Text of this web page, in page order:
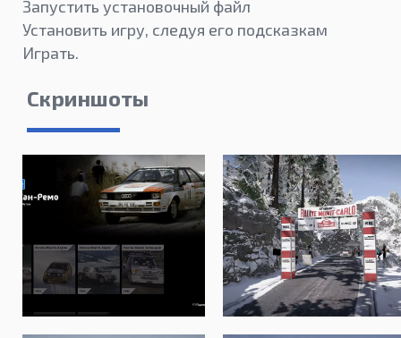
Запустить установочный файл
Установить игру, следуя его подсказкам
Играть.
Скриншоты